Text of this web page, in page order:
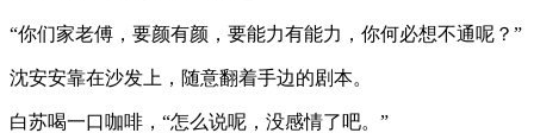
“你们家老傅，要颜有颜，要能力有能力，你何必想不通呢？”
沈安安靠在沙发上，随意翻着手边的剧本。
白苏喝一口咖啡，“怎么说呢，没感情了吧。”